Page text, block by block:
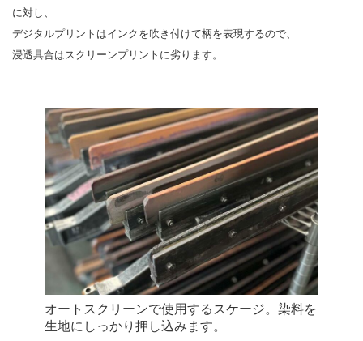
に対し、
デジタルプリントはインクを吹き付けて柄を表現するので、
浸透具合はスクリーンプリントに劣ります。
オートスクリーンで使用するスケージ。染料を
生地にしっかり押し込みます。